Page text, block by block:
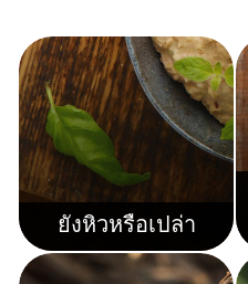
ยังหิวหรือเปล่า